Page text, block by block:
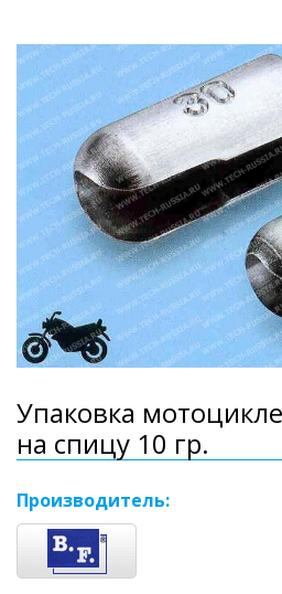
Упаковка
на спицу 10 гр.
Производитель: